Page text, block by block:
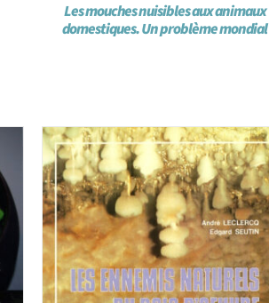
Les mouches nuisibles aux animaux
domestiques. Un problème mondial